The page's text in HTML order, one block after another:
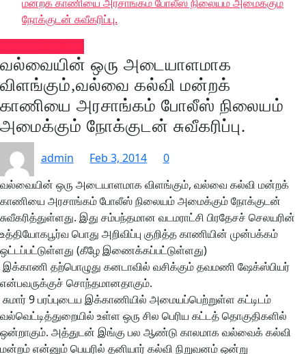
நோக்குடன் சுவீகரிப்பு.
வல்வையின் ஒரு அடையாளமாக
விளங்கும்,வல்வை கல்வி மன்றக்
காணியை அரசாங்கம் போலீஸ் நிலையம்
அமைக்கும் நோக்குடன் சுவீகரிப்பு.
admin Feb 3, 2014
0
வல்வையின் ஒரு அடையாளமாக விளங்கும், வல்வை கல்வி மன்றக்
காணியை அரசாங்கம் போலீஸ் நிலையம் அமைக்கும் நோக்குடன்
சுவீகரித்துள்ளது. இது சம்பந்தமான வடமராட்சி பிரதேசச் செலயரின்
உத்தியோகபூர்வ பொது அறிவிப்பு குறித்த காணியின் முன்பக்கம்
ஒட்டப்பட்டுள்ளது (கீழே இணைக்கப்பட்டுள்ளது)
இக்காணி தற்பொழுது கனடாவில் வசிக்கும் தவமணி ஷேக்ஸ்பியர்
என்பவருக்குச் சொந்தமானதாகும்.
சுமார் 9 பரப்புடைய இக்காணியில் அமையப்பெற்றுள்ள கட்டிடம்
வல்வெட்டித்துறையில் உள்ள ஒரு சில பெரிய கட்டத் தொகுதிகளில்
ஒன்றாகும். அத்துடன் இங்கு பல ஆண்டு காலமாக வல்வைக் கல்வி
மன்றம் என்னும் பெயரில் தனியார் கல்வி நிறுவனம் ஒன்று